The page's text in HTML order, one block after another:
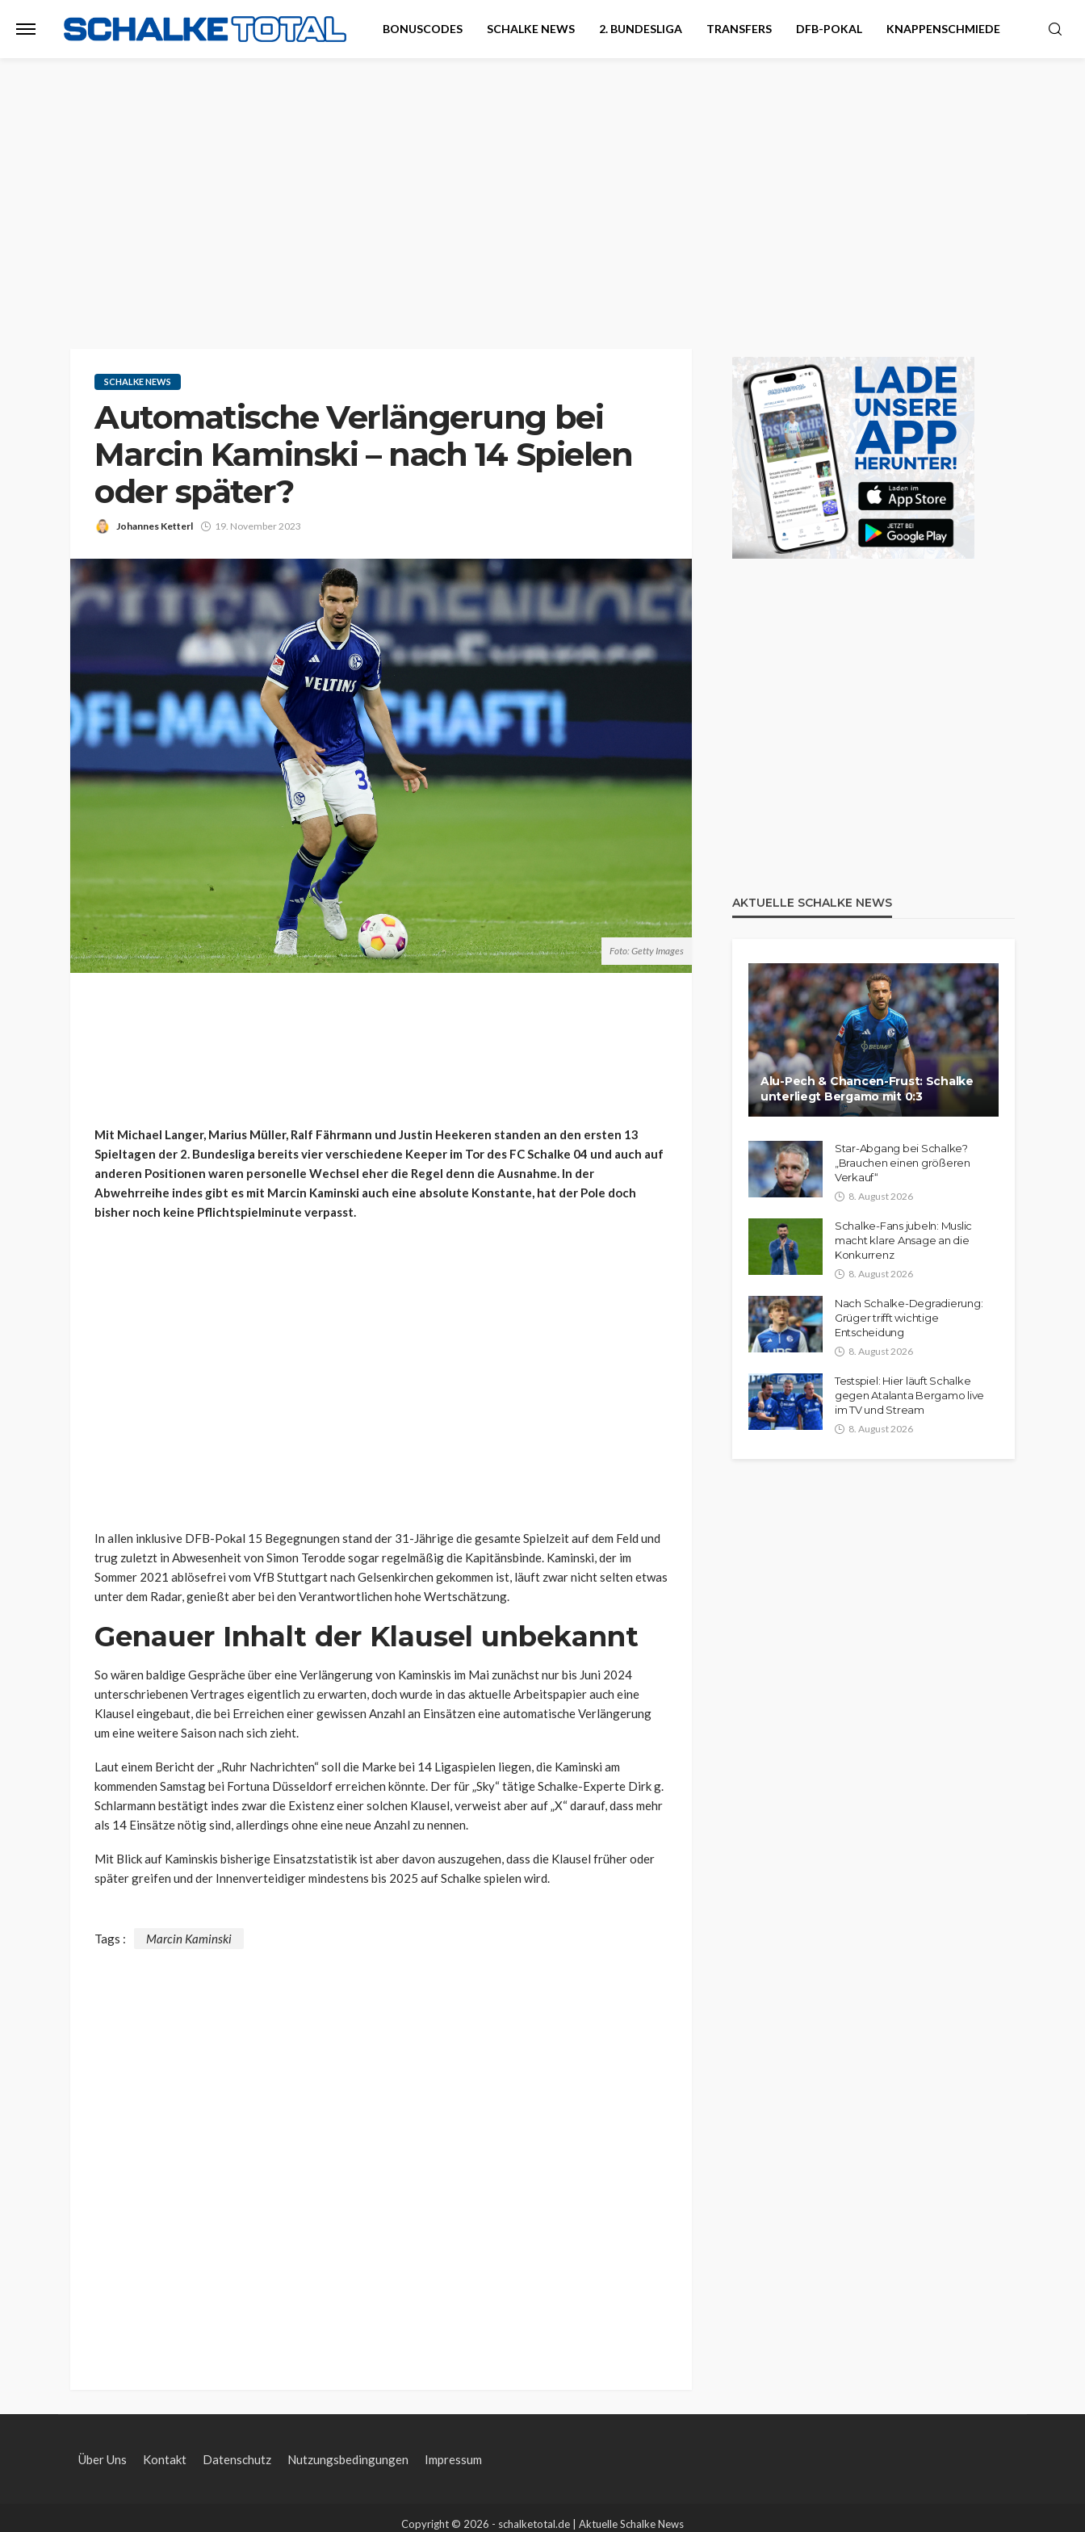
BONUSCODES SCHALKE NEWS 2. BUNDESLIGA TRANSFERS DFB-POKAL KNAPPENSCHMIEDE
SCHALKE NEWS
Automatische Verlängerung bei
Marcin Kaminski – nach 14 Spielen
oder später?
Johannes Ketterl 19. November 2023
Foto: Getty Images
Mit Michael Langer, Marius Müller, Ralf Fährmann und Justin Heekeren standen an den ersten 13
Spieltagen der 2. Bundesliga bereits vier verschiedene Keeper im Tor des FC Schalke 04 und auch auf
anderen Positionen waren personelle Wechsel eher die Regel denn die Ausnahme. In der
Abwehrreihe indes gibt es mit Marcin Kaminski auch eine absolute Konstante, hat der Pole doch
bisher noch keine Pflichtspielminute verpasst.
In allen inklusive DFB-Pokal 15 Begegnungen stand der 31-Jährige die gesamte Spielzeit auf dem Feld und
trug zuletzt in Abwesenheit von Simon Terodde sogar regelmäßig die Kapitänsbinde. Kaminski, der im
Sommer 2021 ablösefrei vom VfB Stuttgart nach Gelsenkirchen gekommen ist, läuft zwar nicht selten etwas
unter dem Radar, genießt aber bei den Verantwortlichen hohe Wertschätzung.
Genauer Inhalt der Klausel unbekannt
So wären baldige Gespräche über eine Verlängerung von Kaminskis im Mai zunächst nur bis Juni 2024
unterschriebenen Vertrages eigentlich zu erwarten, doch wurde in das aktuelle Arbeitspapier auch eine
Klausel eingebaut, die bei Erreichen einer gewissen Anzahl an Einsätzen eine automatische Verlängerung
um eine weitere Saison nach sich zieht.
Laut einem Bericht der „Ruhr Nachrichten“ soll die Marke bei 14 Ligaspielen liegen, die Kaminski am
kommenden Samstag bei Fortuna Düsseldorf erreichen könnte. Der für „Sky“ tätige Schalke-Experte Dirk g.
Schlarmann bestätigt indes zwar die Existenz einer solchen Klausel, verweist aber auf „X“ darauf, dass mehr
als 14 Einsätze nötig sind, allerdings ohne eine neue Anzahl zu nennen.
Mit Blick auf Kaminskis bisherige Einsatzstatistik ist aber davon auszugehen, dass die Klausel früher oder
später greifen und der Innenverteidiger mindestens bis 2025 auf Schalke spielen wird.
Tags : Marcin Kaminski
AKTUELLE SCHALKE NEWS
Alu-Pech & Chancen-Frust: Schalke
unterliegt Bergamo mit 0:3
Star-Abgang bei Schalke?
„Brauchen einen größeren
Verkauf“
8. August 2026
Schalke-Fans jubeln: Muslic
macht klare Ansage an die
Konkurrenz
8. August 2026
Nach Schalke-Degradierung:
Grüger trifft wichtige
Entscheidung
8. August 2026
Testspiel: Hier läuft Schalke
gegen Atalanta Bergamo live
im TV und Stream
8. August 2026
Über Uns Kontakt Datenschutz Nutzungsbedingungen Impressum
Copyright © 2026 - schalketotal.de | Aktuelle Schalke News